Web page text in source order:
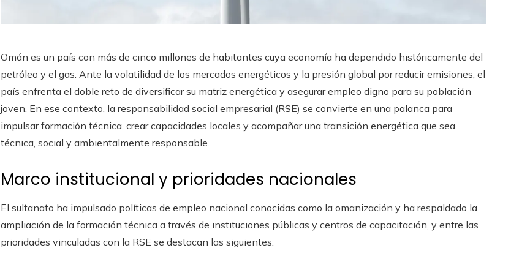
Omán es un país con más de cinco millones de habitantes cuya economía ha dependido históricamente del
petróleo y el gas. Ante la volatilidad de los mercados energéticos y la presión global por reducir emisiones, el
país enfrenta el doble reto de diversificar su matriz energética y asegurar empleo digno para su población
joven. En ese contexto, la responsabilidad social empresarial (RSE) se convierte en una palanca para
impulsar formación técnica, crear capacidades locales y acompañar una transición energética que sea
técnica, social y ambientalmente responsable.
Marco institucional y prioridades nacionales
El sultanato ha impulsado políticas de empleo nacional conocidas como la omanización y ha respaldado la
ampliación de la formación técnica a través de instituciones públicas y centros de capacitación, y entre las
prioridades vinculadas con la RSE se destacan las siguientes: